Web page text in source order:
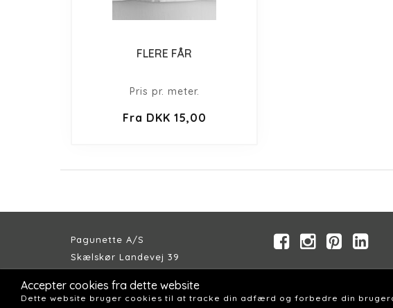
FLERE FÅR
Pris pr. meter.
Fra DKK 15,00
Pagunette A/S
Skælskør Landevej 39
Telefon: +45 58 57 04 00
Accepter cookies fra dette website
Dette website bruger cookies til at tracke din adfærd og forbedre din